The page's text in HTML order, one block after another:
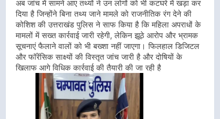
अब जांच में सामने आए तथ्यों ने उन लोगों को भी कटघरे में खड़ा कर
दिया है जिन्होंने बिना तथ्य जाने मामले को राजनीतिक रंग देने की
कोशिश की उत्तराखंड पुलिस ने साफ किया है कि महिला अपराधों के
मामलों में सख्त कार्रवाई जारी रहेगी, लेकिन झूठे आरोप और भ्रामक
सूचनाएं फैलाने वालों को भी बख्शा नहीं जाएगा। फिलहाल डिजिटल
और फॉरेंसिक साक्ष्यों की विस्तृत जांच जारी है और दोषियों के
खिलाफ आगे विधिक कार्रवाई की तैयारी की जा रही है